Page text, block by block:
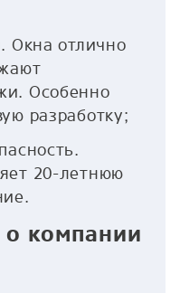
Окна отлично
Особенно
разработку;
20-летнюю
компании